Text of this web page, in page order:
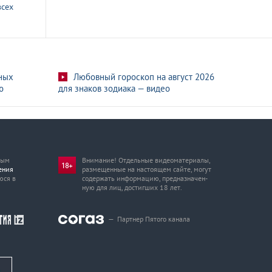
Любовный гороскоп на август 2026
для знаков зодиака — видео
в
Внимание! Отдельные видеоматериалы,
размещенные на настоящем сайте, могут
содержать информацию, предназначен­
ную для лиц, достигших 18 лет.
— Партнер Пятого канала